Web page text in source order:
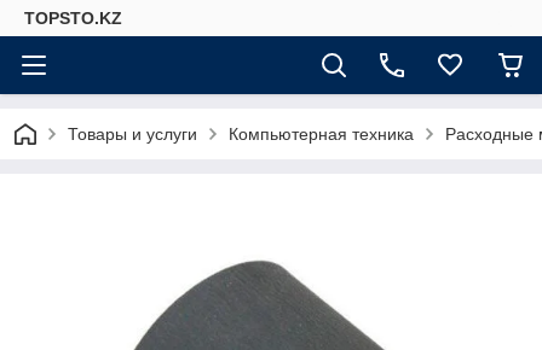
TOPSTO.KZ
Товары и услуги Компьютерная техника Расходные